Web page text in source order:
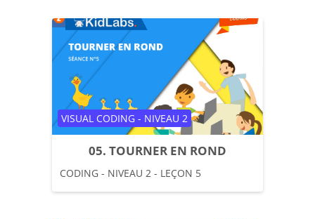
05. TOURNER EN ROND
Catégorie de cours
VISUAL CODING - NIVEAU 2
CODING - NIVEAU 2 - LEÇON 5